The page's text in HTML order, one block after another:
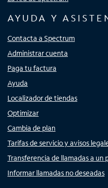
AYUDA Y
Contacta a Spectrum
Administrar cuenta
Paga tu factura
Ayuda
Localizador de tiendas
Optimizar
Cambia de plan
Tarifas de servicio y avisos
Transferencia de llamadas a un
Informar llamadas no deseadas